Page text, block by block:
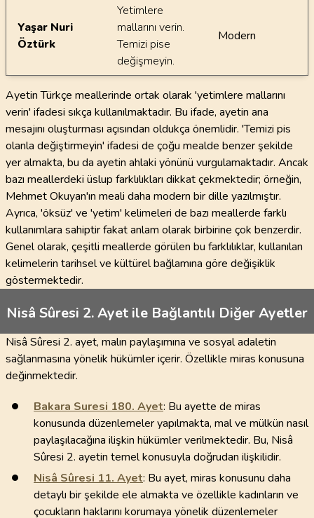
Yaşar Nuri
Öztürk
Yetimlere
mallarını verin.
Temizi pise
değişmeyin.
Modern
Ayetin Türkçe meallerinde ortak olarak 'yetimlere mallarını
verin' ifadesi sıkça kullanılmaktadır. Bu ifade, ayetin ana
mesajını oluşturması açısından oldukça önemlidir. 'Temizi pis
olanla değiştirmeyin' ifadesi de çoğu mealde benzer şekilde
yer almakta, bu da ayetin ahlaki yönünü vurgulamaktadır. Ancak
bazı meallerdeki üslup farklılıkları dikkat çekmektedir; örneğin,
Mehmet Okuyan'ın meali daha modern bir dille yazılmıştır.
Ayrıca, 'öksüz' ve 'yetim' kelimeleri de bazı meallerde farklı
kullanımlara sahiptir fakat anlam olarak birbirine çok benzerdir.
Genel olarak, çeşitli meallerde görülen bu farklılıklar, kullanılan
kelimelerin tarihsel ve kültürel bağlamına göre değişiklik
göstermektedir.
Nisâ Sûresi 2. Ayet ile Bağlantılı Diğer Ayetler
Nisâ Sûresi 2. ayet, malın paylaşımına ve sosyal adaletin
sağlanmasına yönelik hükümler içerir. Özellikle miras konusuna
değinmektedir.
Bakara Suresi 180. Ayet: Bu ayette de miras
konusunda düzenlemeler yapılmakta, mal ve mülkün nasıl
paylaşılacağına ilişkin hükümler verilmektedir. Bu, Nisâ
Sûresi 2. ayetin temel konusuyla doğrudan ilişkilidir.
Nisâ Sûresi 11. Ayet: Bu ayet, miras konusunu daha
detaylı bir şekilde ele almakta ve özellikle kadınların ve
çocukların haklarını korumaya yönelik düzenlemeler